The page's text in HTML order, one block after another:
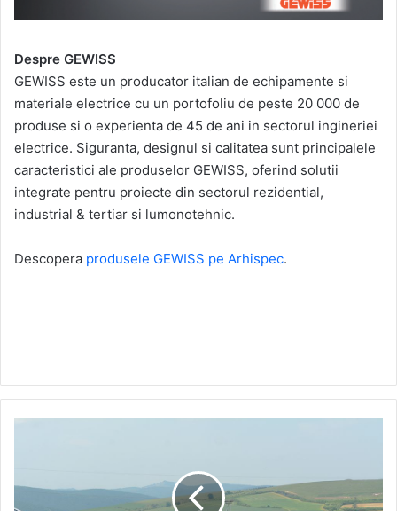
Despre GEWISS
GEWISS este un producator italian de echipamente si
materiale electrice cu un portofoliu de peste 20 000 de
produse si o experienta de 45 de ani in sectorul ingineriei
electrice. Siguranta, designul si calitatea sunt principalele
caracteristici ale produselor GEWISS, oferind solutii
integrate pentru proiecte din sectorul rezidential,
industrial & tertiar si lumonotehnic.
Descopera produsele GEWISS pe Arhispec.